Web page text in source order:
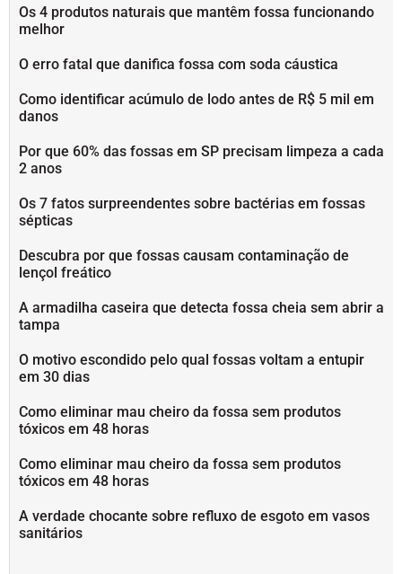
Os 4 produtos naturais que mantêm fossa funcionando
melhor
O erro fatal que danifica fossa com soda cáustica
Como identificar acúmulo de lodo antes de R$ 5 mil em
danos
Por que 60% das fossas em SP precisam limpeza a cada
2 anos
Os 7 fatos surpreendentes sobre bactérias em fossas
sépticas
Descubra por que fossas causam contaminação de
lençol freático
A armadilha caseira que detecta fossa cheia sem abrir a
tampa
O motivo escondido pelo qual fossas voltam a entupir
em 30 dias
Como eliminar mau cheiro da fossa sem produtos
tóxicos em 48 horas
Como eliminar mau cheiro da fossa sem produtos
tóxicos em 48 horas
A verdade chocante sobre refluxo de esgoto em vasos
sanitários